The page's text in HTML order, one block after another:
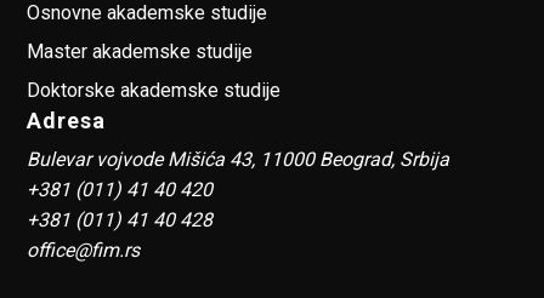
Osnovne akademske studije
Master akademske studije
Doktorske akademske studije
Adresa
Bulevar vojvode Mišića 43, 11000 Beograd, Srbija
+381 (011) 41 40 420
+381 (011) 41 40 428
office@fim.rs